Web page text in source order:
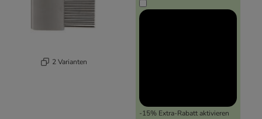
2 Varianten
-15% Extra-Rabatt aktivieren